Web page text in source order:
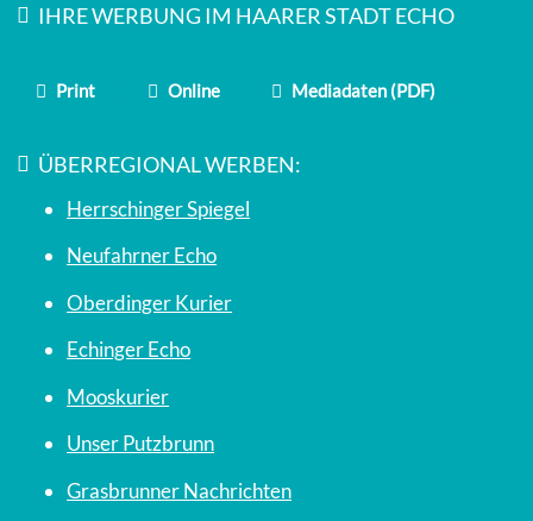
IHRE WERBUNG IM HAARER STADT ECHO
Print Online Mediadaten (PDF)
ÜBERREGIONAL WERBEN:
Herrschinger Spiegel
Neufahrner Echo
Oberdinger Kurier
Echinger Echo
Mooskurier
Unser Putzbrunn
Grasbrunner Nachrichten